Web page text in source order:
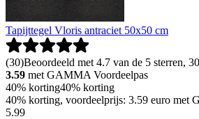
Tapijttegel Vloris antraciet 50x50 cm
(30)Beoordeeld met 4.7 van de 5 sterren,
3.59 met GAMMA Voordeelpas
40% korting40% korting
40% korting, voordeelprijs: 3.59 euro met
5.99